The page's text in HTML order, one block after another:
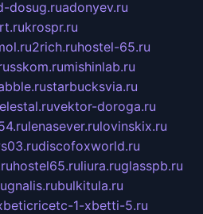
dosug.ruadonyev.ru
krospr.ru
2rich.ruhostel-65.ru
mishinlab.ru
starbucksvia.ru
elestal.ruvektor-doroga.ru
lenasever.rulovinskix.ru
discofoxworld.ru
hostel65.ruliura.ruglasspb.ru
gnalis.rubulkitula.ru
1-xbetti-5.ru